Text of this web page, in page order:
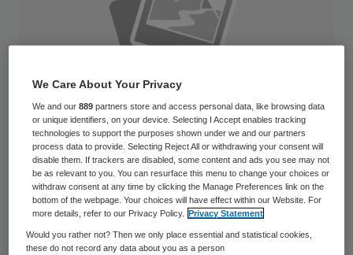
AppleMark
Ook wanneer medisch specialisten in
loondienst treden bij een ziekenhuis blijven
We Care About Your Privacy
We and our889 partners store and access personal data, like browsing data
or unique identifiers, on your device. Selecting I Accept enables tracking
technologies to support the purposes shown under we and our partners
process data to provide. Selecting Reject All or withdrawing your consent will
disable them. If trackers are disabled, some content and ads you see may not
be as relevant to you. You can resurface this menu to change your choices or
withdraw consent at any time by clicking the Manage Preferences link on the
bottom of the webpage. Your choices will have effect within our Website. For
more details, refer to our Privacy Policy.
Privacy Statement
Would you rather not? Then we only place essential and statistical cookies,
these do not record any data about you as a person